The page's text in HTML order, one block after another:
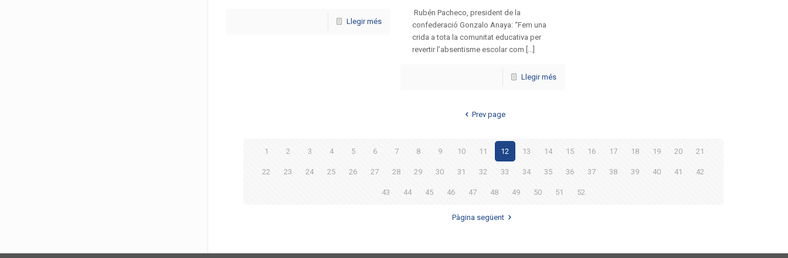
Rubén Pacheco, president de la
confederació Gonzalo Anaya: “Fem una
crida a tota la comunitat educativa per
revertir l’absentisme escolar com [...]
Llegir més
Llegir més
Prev page
1 2 3 4 5 6 7 8 9 10 11 12 13 14 15 16 17 18 19 20 21
22 23 24 25 26 27 28 29 30 31 32 33 34 35 36 37 38 39 40 41 42
43 44 45 46 47 48 49 50 51 52
Pàgina següent